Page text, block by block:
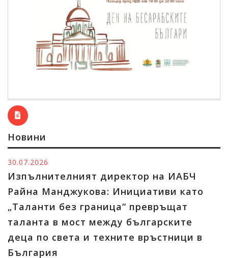
Новини
на ИАБЧ
като
превръщат
връстници в
Българската
България и Испания
Българо-испанския
„Естрейа“
В сградата на